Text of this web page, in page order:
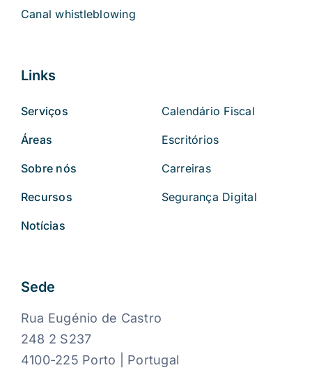
Canal whistleblowing
Links
Serviços
Áreas
Sobre nós
Recursos
Notícias
Calendário Fiscal
Escritórios
Carreiras
Segurança Digital
Sede
Rua Eugénio de Castro
248 2 S237
4100-225 Porto | Portugal